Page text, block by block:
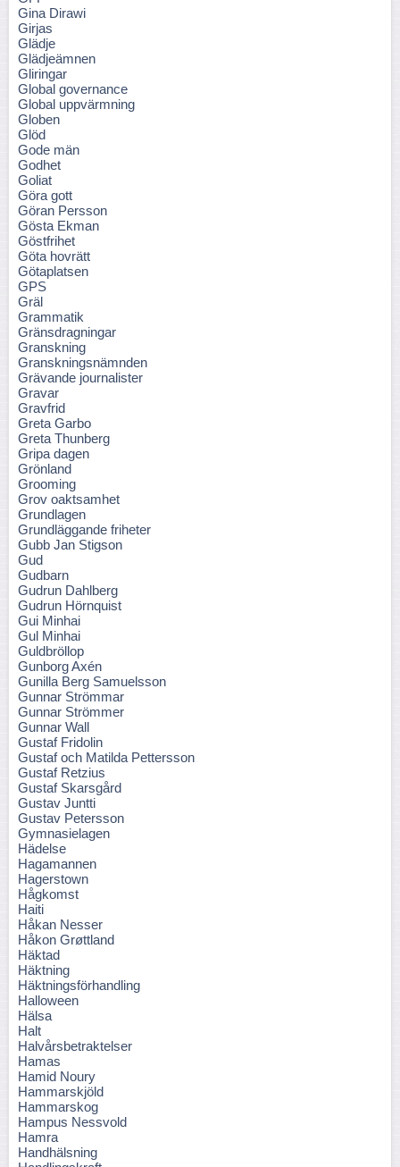
Gina Dirawi
Girjas
Glädje
Glädjeämnen
Gliringar
Global governance
Global uppvärmning
Globen
Glöd
Gode män
Godhet
Goliat
Göra gott
Göran Persson
Gösta Ekman
Göstfrihet
Göta hovrätt
Götaplatsen
GPS
Gräl
Grammatik
Gränsdragningar
Granskning
Granskningsnämnden
Grävande journalister
Gravar
Gravfrid
Greta Garbo
Greta Thunberg
Gripa dagen
Grönland
Grooming
Grov oaktsamhet
Grundlagen
Grundläggande friheter
Gubb Jan Stigson
Gud
Gudbarn
Gudrun Dahlberg
Gudrun Hörnquist
Gui Minhai
Gul Minhai
Guldbröllop
Gunborg Axén
Gunilla Berg Samuelsson
Gunnar Strömmar
Gunnar Strömmer
Gunnar Wall
Gustaf Fridolin
Gustaf och Matilda Pettersson
Gustaf Retzius
Gustaf Skarsgård
Gustav Juntti
Gustav Petersson
Gymnasielagen
Hädelse
Hagamannen
Hagerstown
Hågkomst
Haiti
Håkan Nesser
Håkon Grøttland
Häktad
Häktning
Häktningsförhandling
Halloween
Hälsa
Halt
Halvårsbetraktelser
Hamas
Hamid Noury
Hammarskjöld
Hammarskog
Hampus Nessvold
Hamra
Handhälsning